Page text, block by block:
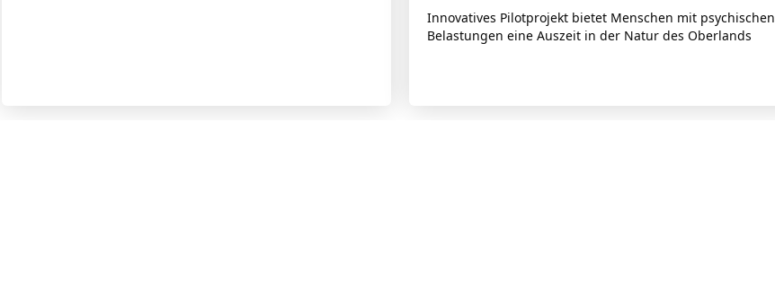
Innovatives Pilotprojekt bietet Menschen mit psychischen
Belastungen eine Auszeit in der Natur des Oberlands